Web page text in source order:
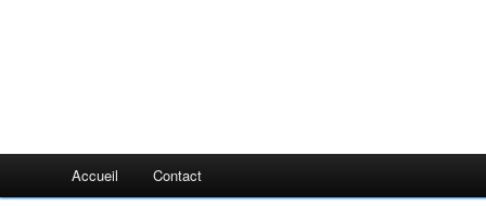
Accueil Contact